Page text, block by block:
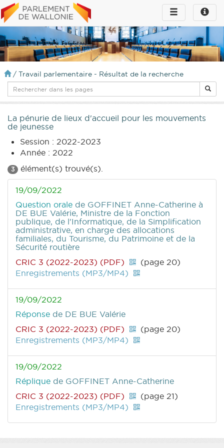
Toggle
infos
Toggle
navigation
/ Travail parlementaire - Résultat de la recherche
La pénurie de lieux d'accueil pour les mouvements
de jeunesse
Session : 2022-2023
Année : 2022
3 élément(s) trouvé(s).
19/09/2022
Question orale de GOFFINET Anne-Catherine à
DE BUE Valérie, Ministre de la Fonction
publique, de l'Informatique, de la Simplification
administrative, en charge des allocations
familiales, du Tourisme, du Patrimoine et de la
Sécurité routière
CRIC 3 (2022-2023) (PDF)
(page 20)
Enregistrements (MP3/MP4)
19/09/2022
Réponse de DE BUE Valérie
CRIC 3 (2022-2023) (PDF)
(page 20)
Enregistrements (MP3/MP4)
19/09/2022
Réplique de GOFFINET Anne-Catherine
CRIC 3 (2022-2023) (PDF)
(page 21)
Enregistrements (MP3/MP4)